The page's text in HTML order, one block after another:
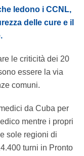
ledono i CCNL,
delle cure e il
le criticità dei 20
essere la via
comuni.
da Cuba per
mentre i propri
sole regioni di
turni in Pronto